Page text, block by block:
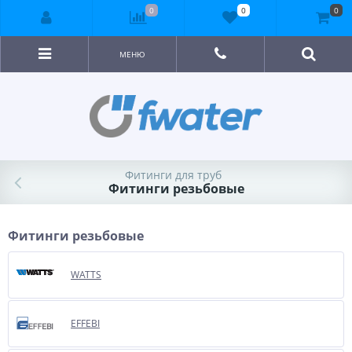
МЕНЮ
Фитинги для труб
Фитинги резьбовые
Фитинги резьбовые
WATTS
EFFEBI
0 0 0